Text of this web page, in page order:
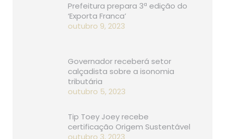
Prefeitura prepara 3ª edição do
‘Exporta Franca’
outubro 9, 2023
Governador receberá setor
calçadista sobre a isonomia
tributária
outubro 5, 2023
Tip Toey Joey recebe
certificação Origem Sustentável
outubro 3, 2023